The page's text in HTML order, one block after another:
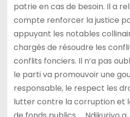
patrie en cas de besoin. Il a
compte renforcer la justice
appuyant les notables
chargés de résoudre les
conflits fonciers. Il n’a pas
le parti va promouvoir une
responsable, le respect les
lutter contre la corruption et